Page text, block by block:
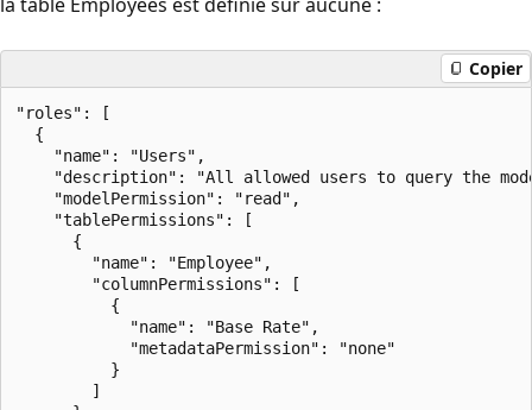
Copier
"roles": [
  {
    "name": "Users",
"description": "All allowed users to query the
    "modelPermission": "read",
    "tablePermissions": [
      {
        "name": "Employee",
        "columnPermissions": [
          {
            "name": "Base Rate",
            "metadataPermission": "none"
          }
        ]